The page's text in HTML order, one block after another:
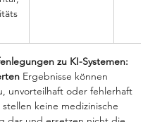
zu KI-Systemen:
Ergebnisse können
unvorteilhaft oder fehlerhaft
stellen keine medizinische